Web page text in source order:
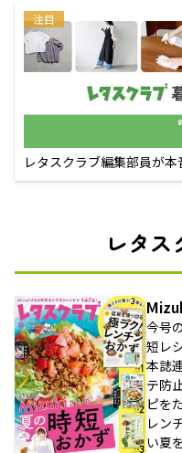
注目
レタスクラブ編集部員が
レタス
今号
短レ
本誌
テ防
ピを
レン
い夏